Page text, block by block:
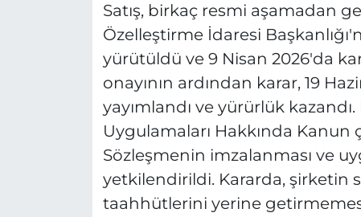
Satış, birkaç resmi aşamadan
Özelleştirme İdaresi
yürütüldü ve 9 Nisan 2026'da
onayının ardından karar, 19
yayımlandı ve yürürlük
Uygulamaları Hakkında Kanun
Sözleşmenin imzalanması ve
yetkilendirildi. Kararda, şirketin
taahhütlerini yerine